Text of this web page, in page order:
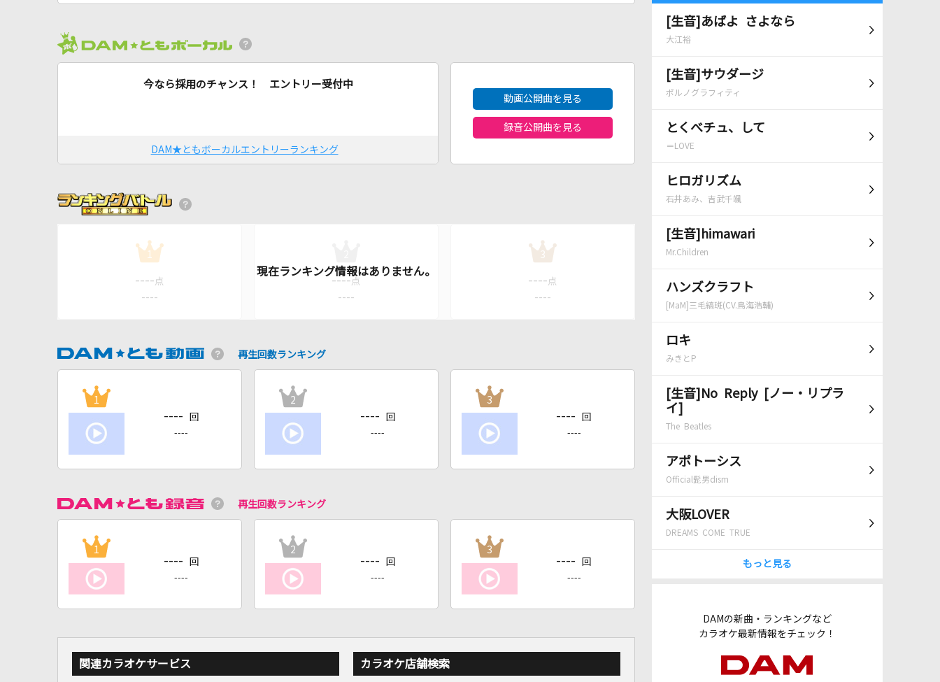
[生音]あばよ さよなら
大江裕
[生音]サウダージ
ポルノグラフィティ
とくべチュ、して
＝LOVE
ヒロガリズム
石井あみ、吉武千颯
[生音]himawari
Mr.Children
ハンズクラフト
[MaM]三毛縞斑(CV.鳥海浩輔)
ロキ
みきとP
[生音]No Reply [ノー・リプラ
イ]
The Beatles
アポトーシス
Official髭男dism
大阪LOVER
DREAMS COME TRUE
もっと見る
DAMの新曲・ランキングなど
カラオケ最新情報をチェック！
今なら採用のチャンス！ エントリー受付中
DAM★ともボーカルエントリーランキング
動画公開曲を見る
録音公開曲を見る
1
---- 点
----
---- 点
----
3
---- 点
----
再生回数ランキング
1
---- 回
----
2
---- 回
----
3
---- 回
----
再生回数ランキング
1
---- 回
----
2
---- 回
----
3
---- 回
----
関連カラオケサービス カラオケ店舗検索